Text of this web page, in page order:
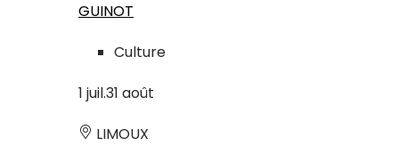
GUINOT
Culture
1 juil.31 août
LIMOUX